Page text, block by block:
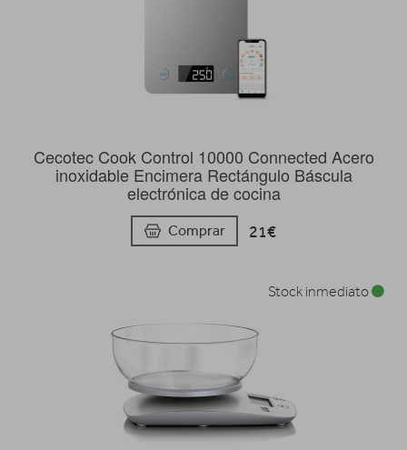
Cecotec Cook Control 10000 Connected Acero
inoxidable Encimera Rectángulo Báscula
electrónica de cocina
Comprar 21€
Stock inmediato